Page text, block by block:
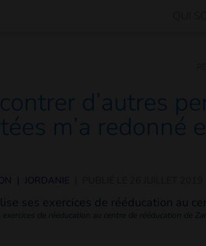
d’autres
m’a redonné
JORDANIE
exercices de rééducation au centre de rééducation de